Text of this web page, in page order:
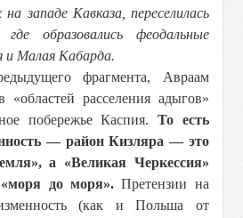
западе Кавказа, переселилась
образовались феодальные
и Малая Кабарда.
фрагмента, Авраам
расселения адыгов»
побережье Каспия. То есть
— район Кизляра — это
а «Великая Черкессия»
«моря до моря».Претензии на
(как и Польша от